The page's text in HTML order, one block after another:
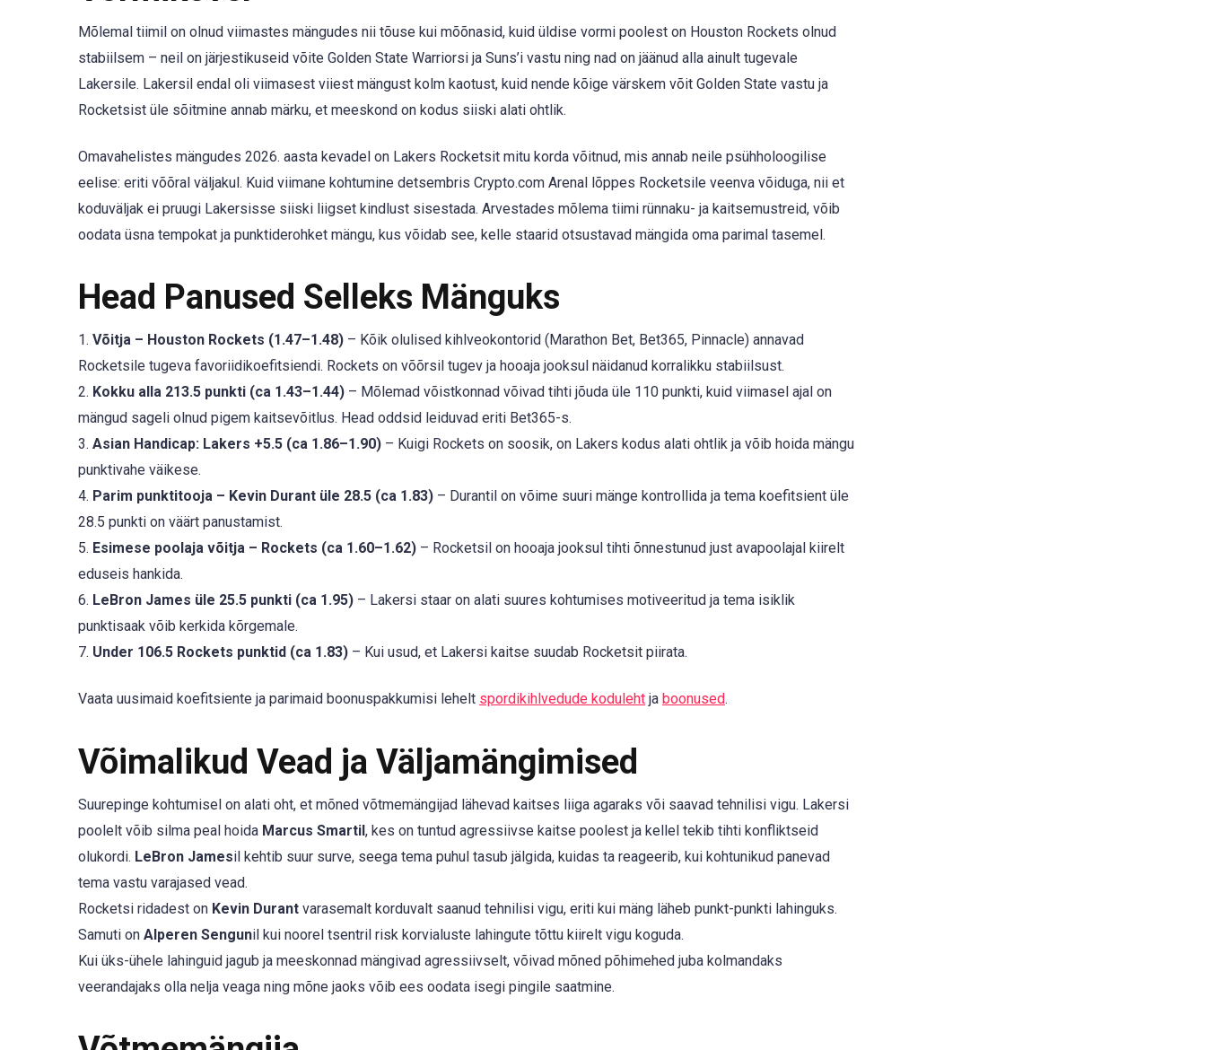
Mõlemal tiimil on olnud viimastes mängudes nii tõuse kui mõõnasid, kuid üldise vormi poolest on Houston Rockets olnud
stabiilsem – neil on järjestikuseid võite Golden State Warriorsi ja Suns’i vastu ning nad on jäänud alla ainult tugevale
Lakersile. Lakersil endal oli viimasest viiest mängust kolm kaotust, kuid nende kõige värskem võit Golden State vastu ja
Rocketsist üle sõitmine annab märku, et meeskond on kodus siiski alati ohtlik.
Omavahelistes mängudes 2026. aasta kevadel on Lakers Rocketsit mitu korda võitnud, mis annab neile psühholoogilise
eelise: eriti võõral väljakul. Kuid viimane kohtumine detsembris Crypto.com Arenal lõppes Rocketsile veenva võiduga, nii et
koduväljak ei pruugi Lakersisse siiski liigset kindlust sisestada. Arvestades mõlema tiimi rünnaku- ja kaitsemustreid, võib
oodata üsna tempokat ja punktiderohket mängu, kus võidab see, kelle staarid otsustavad mängida oma parimal tasemel.
Head Panused Selleks Mänguks
1. Võitja – Houston Rockets (1.47–1.48) – Kõik olulised kihlveokontorid (Marathon Bet, Bet365, Pinnacle) annavad
Rocketsile tugeva favoriidikoefitsiendi. Rockets on võõrsil tugev ja hooaja jooksul näidanud korralikku stabiilsust.
2. Kokku alla 213.5 punkti (ca 1.43–1.44) – Mõlemad võistkonnad võivad tihti jõuda üle 110 punkti, kuid viimasel ajal on
mängud sageli olnud pigem kaitsevõitlus. Head oddsid leiduvad eriti Bet365-s.
3. Asian Handicap: Lakers +5.5 (ca 1.86–1.90) – Kuigi Rockets on soosik, on Lakers kodus alati ohtlik ja võib hoida mängu
punktivahe väikese.
4. Parim punktitooja – Kevin Durant üle 28.5 (ca 1.83) – Durantil on võime suuri mänge kontrollida ja tema koefitsient üle
28.5 punkti on väärt panustamist.
5. Esimese poolaja võitja – Rockets (ca 1.60–1.62) – Rocketsil on hooaja jooksul tihti õnnestunud just avapoolajal kiirelt
eduseis hankida.
6. LeBron James üle 25.5 punkti (ca 1.95) – Lakersi staar on alati suures kohtumises motiveeritud ja tema isiklik
punktisaak võib kerkida kõrgemale.
7. Under 106.5 Rockets punktid (ca 1.83) – Kui usud, et Lakersi kaitse suudab Rocketsit piirata.
Vaata uusimaid koefitsiente ja parimaid boonuspakkumisi lehelt spordikihlvedude koduleht ja boonused.
Võimalikud Vead ja Väljamängimised
Suurepinge kohtumisel on alati oht, et mõned võtmemängijad lähevad kaitses liiga agaraks või saavad tehnilisi vigu. Lakersi
poolelt võib silma peal hoida Marcus Smartil, kes on tuntud agressiivse kaitse poolest ja kellel tekib tihti konfliktseid
olukordi. LeBron Jamesil kehtib suur surve, seega tema puhul tasub jälgida, kuidas ta reageerib, kui kohtunikud panevad
tema vastu varajased vead.
Rocketsi ridadest on Kevin Durant varasemalt korduvalt saanud tehnilisi vigu, eriti kui mäng läheb punkt-punkti lahinguks.
Samuti on Alperen Sengunil kui noorel tsentril risk korvialuste lahingute tõttu kiirelt vigu koguda.
Kui üks-ühele lahinguid jagub ja meeskonnad mängivad agressiivselt, võivad mõned põhimehed juba kolmandaks
veerandajaks olla nelja veaga ning mõne jaoks võib ees oodata isegi pingile saatmine.